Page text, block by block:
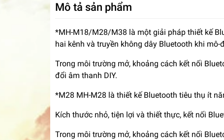
Mô tả sản phẩm
*MH-M18/M28/M38 là một giải pháp thiết kế
hai kênh và truyền không dây Bluetooth khi
Trong môi trường mở, khoảng cách kết nối
đổi âm thanh DIY.
*M28 MH-M28 là thiết kế Bluetooth tiêu thụ ít
Kích thước nhỏ, tiện lợi và thiết thực, kết nối
Trong môi trường mở, khoảng cách kết nối